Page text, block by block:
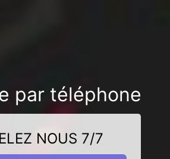
par téléphone
NOUS 7/7